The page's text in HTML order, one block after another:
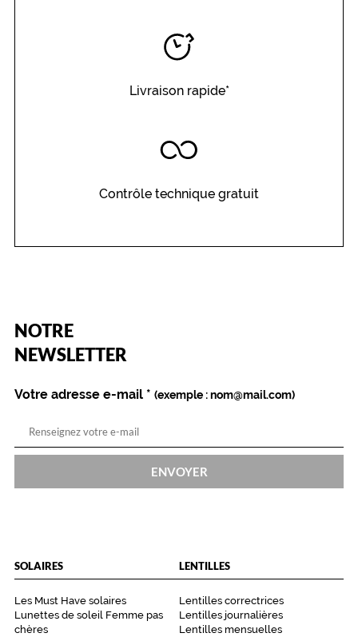
Livraison rapide*
Contrôle technique gratuit
NOTRE
NEWSLETTER
Name
Votre adresse e-mail *
(Ce
champ
est
obligatoire)
(exemple : nom@mail.com)
ENVOYER
SOLAIRES
Les Must Have solaires
Lunettes de soleil Femme pas
chères
LENTILLES
Lentilles correctrices
Lentilles journalières
Lentilles mensuelles